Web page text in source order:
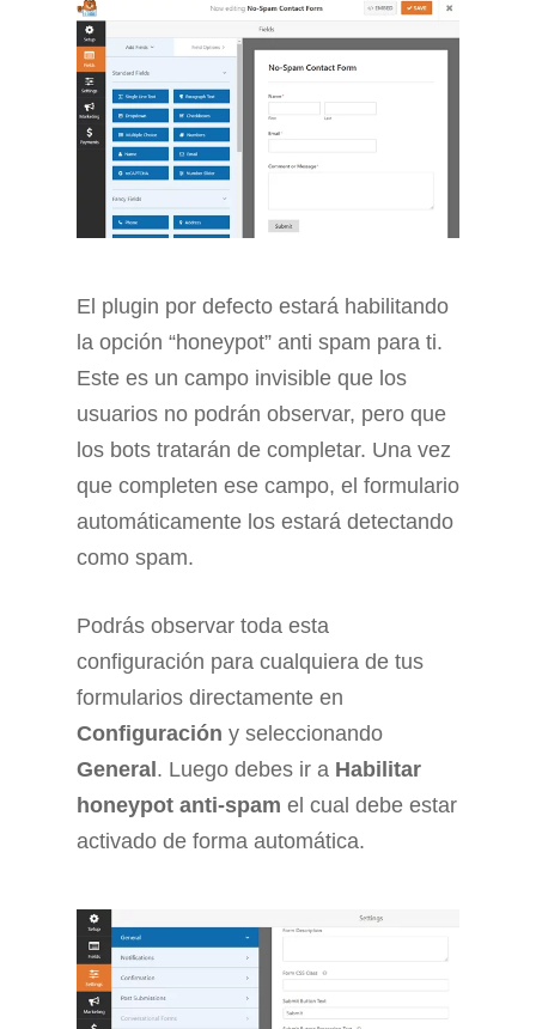
El plugin por defecto estará habilitando
la opción “honeypot” anti spam para ti.
Este es un campo invisible que los
usuarios no podrán observar, pero que
los bots tratarán de completar. Una vez
que completen ese campo, el formulario
automáticamente los estará detectando
como spam.
Podrás observar toda esta
configuración para cualquiera de tus
formularios directamente en
Configuración y seleccionando
General . Luego debes ir a Habilitar
honeypot anti-spam el cual debe estar
activado de forma automática.